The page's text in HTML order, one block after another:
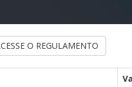
O REGULAMENTO